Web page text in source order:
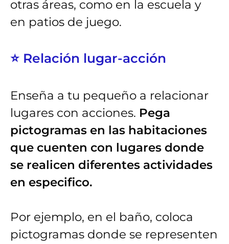
otras áreas, como en la escuela y
en patios de juego.
⭐ Relación lugar-acción
Enseña a tu pequeño a relacionar
lugares con acciones. Pega
pictogramas en las habitaciones
que cuenten con lugares donde
se realicen diferentes actividades
en especifico.
Por ejemplo, en el baño, coloca
pictogramas donde se representen